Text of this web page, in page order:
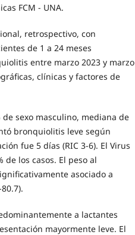
FCM - UNA.
retrospectivo, con
de 1 a 24 meses
entre marzo 2023 y marzo
clínicas y factores de
de sexo masculino, mediana de
bronquiolitis leve según
fue 5 días (RIC 3-6). El Virus
los casos. El peso al
asociado a
a lactantes
mayormente leve. El